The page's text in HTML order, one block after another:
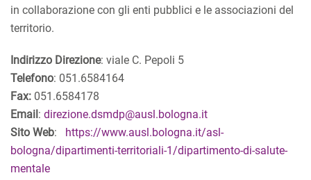
in collaborazione con gli enti pubblici e le associazioni del
territorio.
Indirizzo Direzione: viale C. Pepoli 5
Telefono: 051.6584164
Fax: 051.6584178
Email: direzione.dsmdp@ausl.bologna.it
Sito Web: https://www.ausl.bologna.it/asl-
bologna/dipartimenti-territoriali-1/dipartimento-di-salute-
mentale